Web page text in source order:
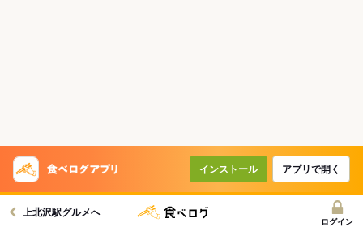
インストール アプリで開く
上北沢駅グルメへ
ログイン